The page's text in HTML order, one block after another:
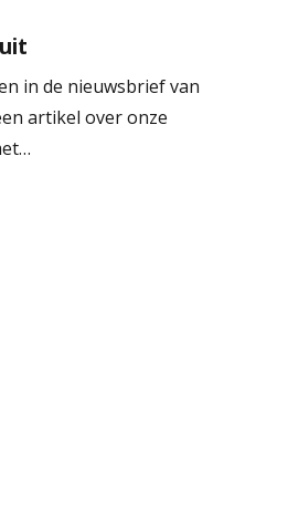
in de nieuwsbrief van
artikel over onze